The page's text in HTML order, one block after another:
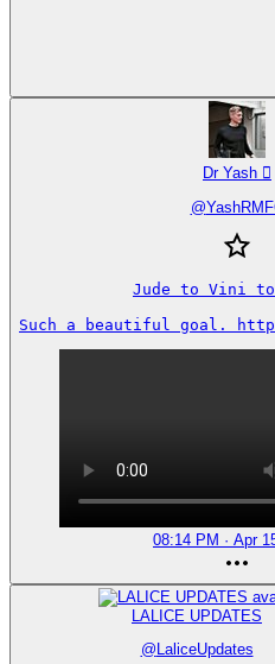
Dr Yash 
@
Jude to Vini to
Such a beautiful goal.
08:14 PM · Apr
LALICE UPDATES
@ LaliceUpdates